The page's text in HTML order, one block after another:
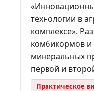
технологии в
комплексе».
комбикормов и
минеральных
первой и
Практическое